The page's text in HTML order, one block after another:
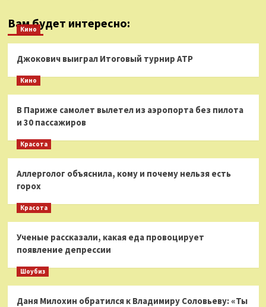
Вам будет интересно:
Кино
Джокович выиграл Итоговый турнир ATP
Кино
В Париже самолет вылетел из аэропорта без пилота
и 30 пассажиров
Красота
Аллерголог объяснила, кому и почему нельзя есть
горох
Красота
Ученые рассказали, какая еда провоцирует
появление депрессии
Шоубиз
Даня Милохин обратился к Владимиру Соловьеву: «Ты